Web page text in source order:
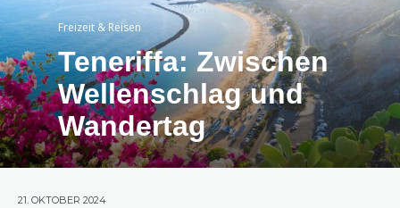
Freizeit & Reisen
Teneriffa: Zwischen
Wellenschlag und
Wandertag
21. OKTOBER 2024